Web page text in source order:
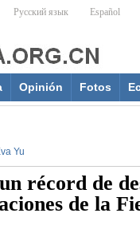
Opinión Fotos
Yu
récord de
de la